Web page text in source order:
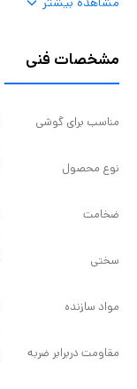
مشخصات فنی
مناسب برای گوشی
نوع محصول
ضخامت
سختی
مواد سازنده
مقاومت دربرابر ضربه